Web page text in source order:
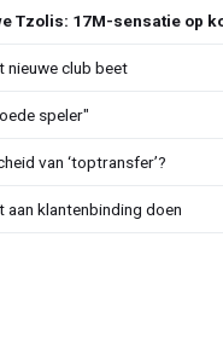
Tzolis: 17M-sensatie op
nieuwe club beet
speler"
van ‘toptransfer’?
aan klantenbinding doen